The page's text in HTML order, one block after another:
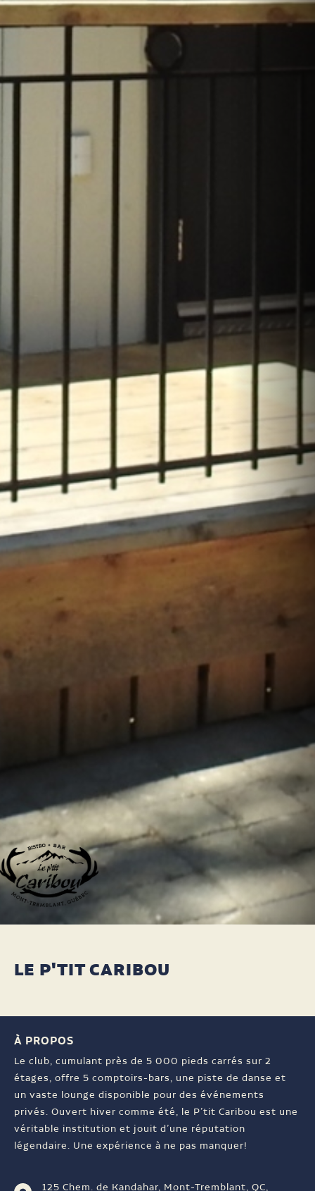
LE P'TIT CARIBOU
À PROPOS
Le club, cumulant près de 5 000 pieds carrés sur 2
étages, offre 5 comptoirs-bars, une piste de danse et
un vaste lounge disponible pour des événements
privés. Ouvert hiver comme été, le P’tit Caribou est une
véritable institution et jouit d’une réputation
légendaire. Une expérience à ne pas manquer!
125 Chem. de Kandahar, Mont-Tremblant, QC,